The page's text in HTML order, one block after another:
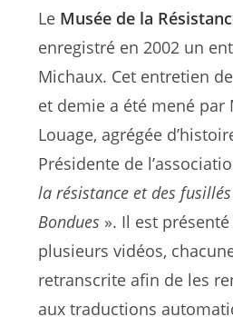
Le Musée de la
enregistré en 2002 un
Michaux. Cet entretien
et demie a été mené par
Louage, agrégée
Présidente de
la résistance et des
Bondues ». Il est
plusieurs vidéos,
retranscrite afin de les
aux traductions